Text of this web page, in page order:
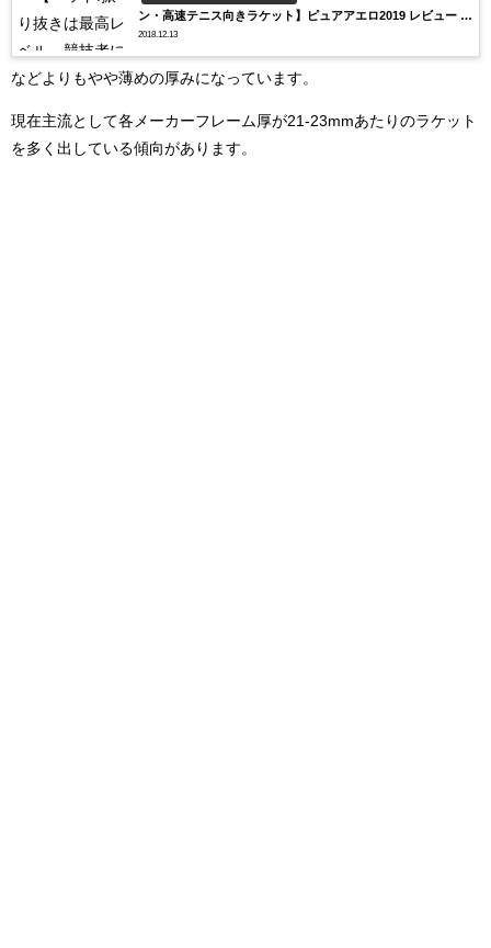
ン・高速テニス向きラケット】ピュアアエロ2019 レビュー イ
ンプレ
2018.12.13
などよりもやや薄めの厚みになっています。
現在主流として各メーカーフレーム厚が21-23mmあたりのラケット
を多く出している傾向があります。